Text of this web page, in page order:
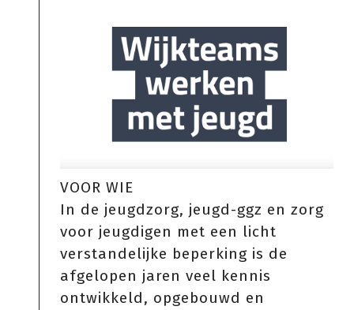
VOOR WIE
In de jeugdzorg, jeugd-ggz en zorg
voor jeugdigen met een licht
verstandelijke beperking is de
afgelopen jaren veel kennis
ontwikkeld, opgebouwd en